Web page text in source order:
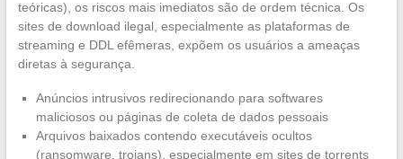
teóricas), os riscos mais imediatos são de ordem técnica. Os
sites de download ilegal, especialmente as plataformas de
streaming e DDL efêmeras, expõem os usuários a ameaças
diretas à segurança.
Anúncios intrusivos redirecionando para softwares
maliciosos ou páginas de coleta de dados pessoais
Arquivos baixados contendo executáveis ocultos
(ransomware, trojans), especialmente em sites de torrents